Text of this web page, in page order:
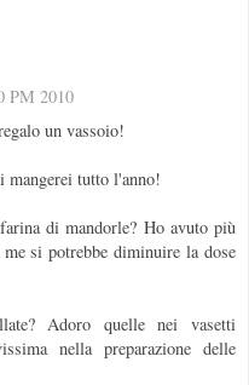
PM 2010
un vassoio!
mangerei tutto l'anno!
di mandorle? Ho avuto più
si potrebbe diminuire la dose
Adoro quelle nei vasetti
nella preparazione delle